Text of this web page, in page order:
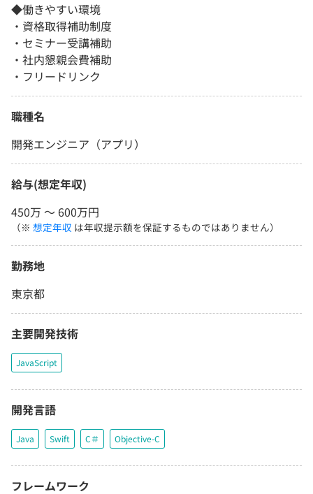
◆働きやすい環境
・資格取得補助制度
・セミナー受講補助
・社内懇親会費補助
・フリードリンク
職種名
開発エンジニア（アプリ）
給与(想定年収)
450万 〜 600万円
（※ 想定年収 は年収提示額を保証するものではありません）
勤務地
東京都
主要開発技術
JavaScript
開発言語
Java Swift C＃ Objective-C
フレームワーク